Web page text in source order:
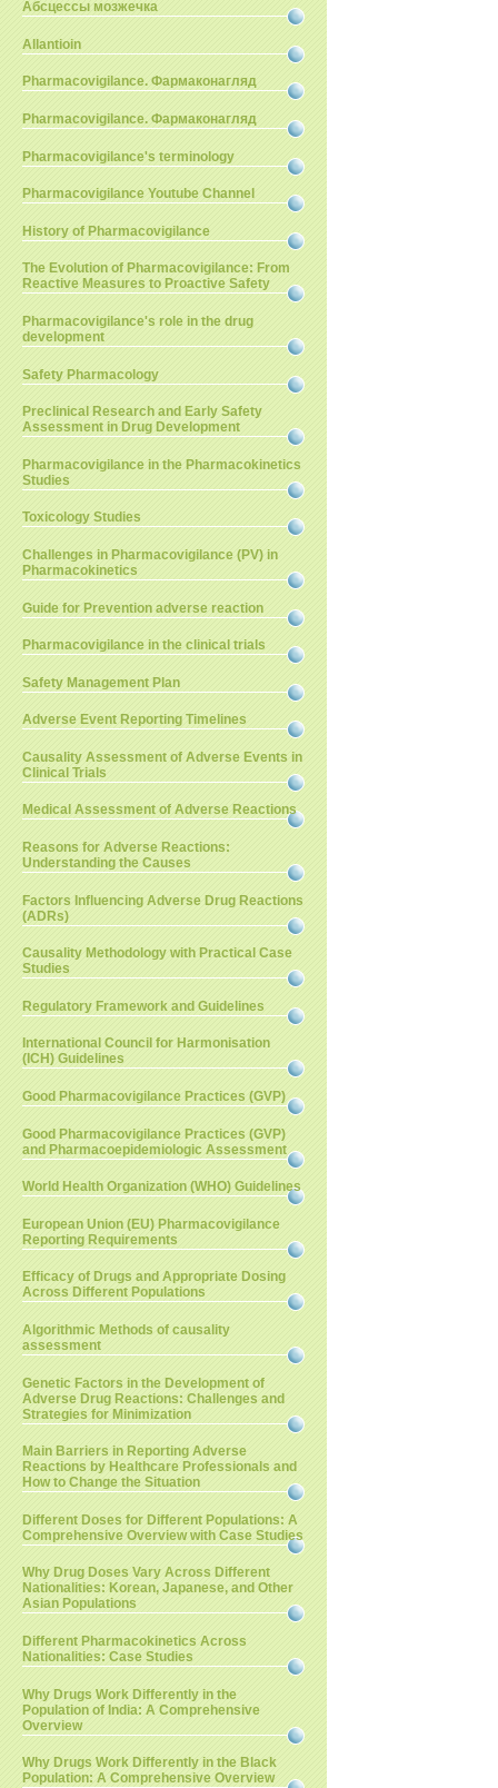
Абсцессы мозжечка
Allantioin
Pharmacovigilance. Фармаконагляд
Pharmacovigilance. Фармаконагляд
Pharmacovigilance's terminology
Pharmacovigilance Youtube Channel
History of Pharmacovigilance
The Evolution of Pharmacovigilance: From
Reactive Measures to Proactive Safety
Pharmacovigilance's role in the drug
development
Safety Pharmacology
Preclinical Research and Early Safety
Assessment in Drug Development
Pharmacovigilance in the Pharmacokinetics
Studies
Toxicology Studies
Challenges in Pharmacovigilance (PV) in
Pharmacokinetics
Guide for Prevention adverse reaction
Pharmacovigilance in the clinical trials
Safety Management Plan
Adverse Event Reporting Timelines
Causality Assessment of Adverse Events in
Clinical Trials
Medical Assessment of Adverse Reactions
Reasons for Adverse Reactions:
Understanding the Causes
Factors Influencing Adverse Drug Reactions
(ADRs)
Causality Methodology with Practical Case
Studies
Regulatory Framework and Guidelines
International Council for Harmonisation
(ICH) Guidelines
Good Pharmacovigilance Practices (GVP)
Good Pharmacovigilance Practices (GVP)
and Pharmacoepidemiologic Assessment
World Health Organization (WHO) Guidelines
European Union (EU) Pharmacovigilance
Reporting Requirements
Efficacy of Drugs and Appropriate Dosing
Across Different Populations
Algorithmic Methods of causality
assessment
Genetic Factors in the Development of
Adverse Drug Reactions: Challenges and
Strategies for Minimization
Main Barriers in Reporting Adverse
Reactions by Healthcare Professionals and
How to Change the Situation
Different Doses for Different Populations: A
Comprehensive Overview with Case Studies
Why Drug Doses Vary Across Different
Nationalities: Korean, Japanese, and Other
Asian Populations
Different Pharmacokinetics Across
Nationalities: Case Studies
Why Drugs Work Differently in the
Population of India: A Comprehensive
Overview
Why Drugs Work Differently in the Black
Population: A Comprehensive Overview